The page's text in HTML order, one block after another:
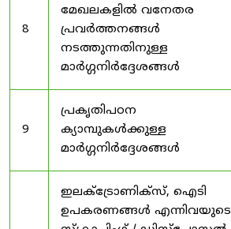
8
മേഖലകളിൽ വനേതര
പ്രവർത്തനങ്ങൾ
നടത്തുന്നതിനുള്ള
മാർഗ്ഗനിർദ്ദേശങ്ങൾ
9
പ്രകൃതിപഠന
ക്യാമ്പുകൾക്കുള്ള
മാർഗ്ഗനിർദ്ദേശങ്ങൾ
ഇലക്‌ട്രോണിക്‌സ്, ഐടി
ഉപകരണങ്ങൾ എന്നിവയുടെ